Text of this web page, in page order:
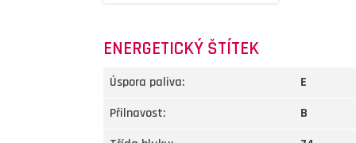
ENERGETICKÝ ŠTÍTEK
Úspora paliva:
E
Přilnavost:
B